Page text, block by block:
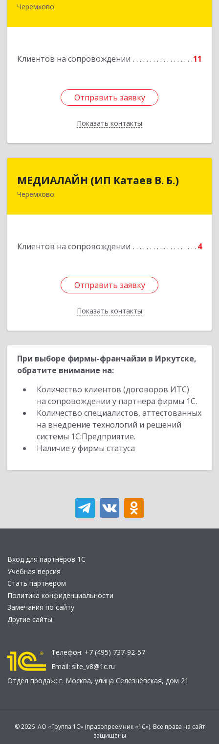
Черемхово
Клиентов на сопровождении 11
Отправить заявку
Показать контакты
Отправить заявку
Назад
МЕДИАЛАЙН (ИП Катаев В. Б.)
Черемхово
Клиентов на сопровождении 4
Отправить заявку
Показать контакты
МЕДИАЛАЙН (ИП Катаев В. Б.)
665413, Иркутская обл, Черемхово г, Ленина ул,
Отправить заявку
Назад
При выборе фирмы-франчайзи в Иркутске,
обратите внимание на:
Количество клиентов (договоров ИТС)
на сопровождении у партнера фирмы 1С.
Количество специалистов, аттестованных
на внедрение технологий и решений
системы 1С:Предприятие.
Наличие у фирмы статуса
Вход для партнеров 1С
Учебная версия
Стать партнером
Политика конфиденциальности
Замечания по сайту
Другие сайты
Телефон: +7 (495) 737-92-57
Email: site_v8@1c.ru
Отдел продаж: г. Москва, улица Селезнёвская, дом 21
© 2026 АО «Группа 1С» (правопреемник «1С»). Все права на сайт
защищены